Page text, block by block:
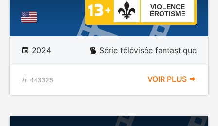
VIOLENCE
ÉROTISME
2024 Série télévisée fantastique
443328 VOIR PLUS